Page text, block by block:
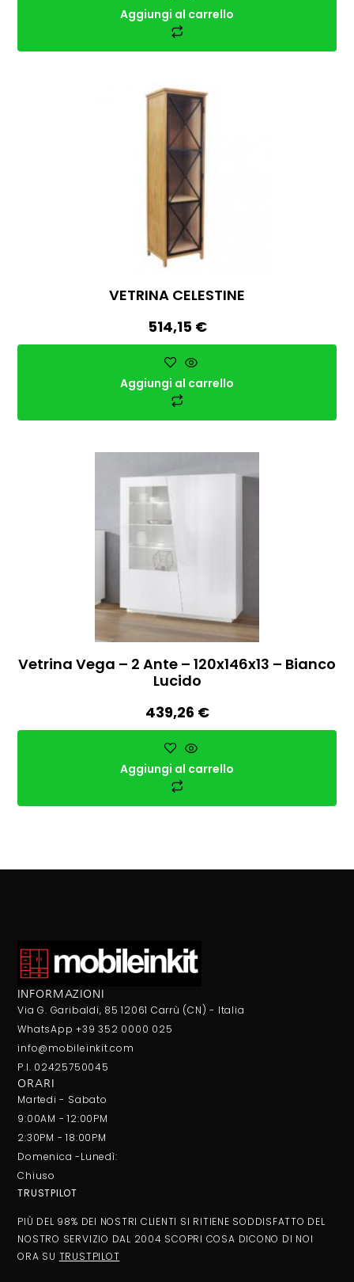
Aggiungi al carrello
VETRINA CELESTINE
514,15 €
Aggiungi al carrello
Vetrina Vega – 2 Ante – 120x146x13 – Bianco
Lucido
439,26 €
Aggiungi al carrello
INFORMAZIONI
Via G. Garibaldi, 85 12061 Carrù (CN) - Italia
WhatsApp +39 352 0000 025
info@mobileinkit.com
P.I. 02425750045
ORARI
Martedi - Sabato
9:00AM - 12:00PM
2:30PM - 18:00PM
Domenica -Lunedì:
Chiuso
TRUSTPILOT
PIÙ DEL 98% DEI NOSTRI CLIENTI SI RITIENE SODDISFATTO DEL
NOSTRO SERVIZIO DAL 2004 SCOPRI COSA DICONO DI NOI
ORA SU TRUSTPILOT